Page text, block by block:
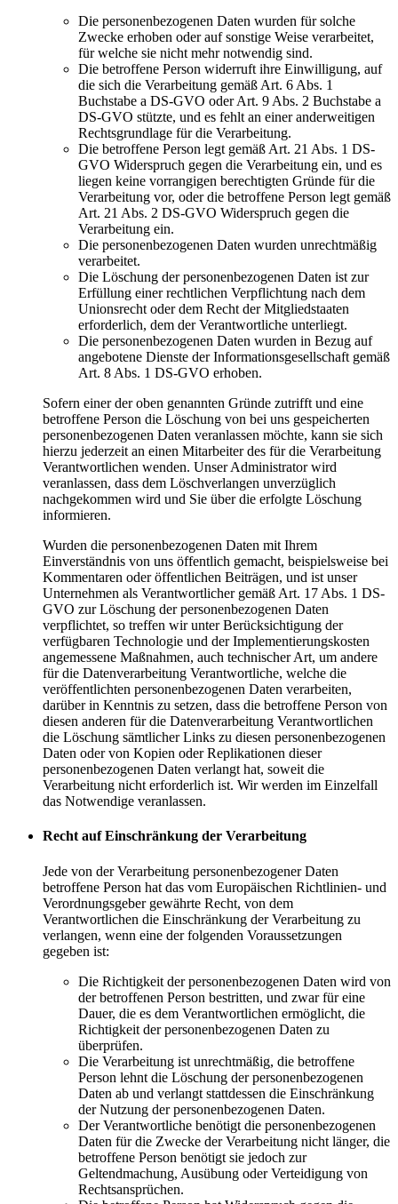
Die personenbezogenen Daten wurden für solche
Zwecke erhoben oder auf sonstige Weise verarbeitet,
für welche sie nicht mehr notwendig sind.
Die betroffene Person widerruft ihre Einwilligung, auf
die sich die Verarbeitung gemäß Art. 6 Abs. 1
Buchstabe a DS-GVO oder Art. 9 Abs. 2 Buchstabe a
DS-GVO stützte, und es fehlt an einer anderweitigen
Rechtsgrundlage für die Verarbeitung.
Die betroffene Person legt gemäß Art. 21 Abs. 1 DS-
GVO Widerspruch gegen die Verarbeitung ein, und es
liegen keine vorrangigen berechtigten Gründe für die
Verarbeitung vor, oder die betroffene Person legt gemäß
Art. 21 Abs. 2 DS-GVO Widerspruch gegen die
Verarbeitung ein.
Die personenbezogenen Daten wurden unrechtmäßig
verarbeitet.
Die Löschung der personenbezogenen Daten ist zur
Erfüllung einer rechtlichen Verpflichtung nach dem
Unionsrecht oder dem Recht der Mitgliedstaaten
erforderlich, dem der Verantwortliche unterliegt.
Die personenbezogenen Daten wurden in Bezug auf
angebotene Dienste der Informationsgesellschaft gemäß
Art. 8 Abs. 1 DS-GVO erhoben.
Sofern einer der oben genannten Gründe zutrifft und eine
betroffene Person die Löschung von bei uns gespeicherten
personenbezogenen Daten veranlassen möchte, kann sie sich
hierzu jederzeit an einen Mitarbeiter des für die Verarbeitung
Verantwortlichen wenden. Unser Administrator wird
veranlassen, dass dem Löschverlangen unverzüglich
nachgekommen wird und Sie über die erfolgte Löschung
informieren.
Wurden die personenbezogenen Daten mit Ihrem
Einverständnis von uns öffentlich gemacht, beispielsweise bei
Kommentaren oder öffentlichen Beiträgen, und ist unser
Unternehmen als Verantwortlicher gemäß Art. 17 Abs. 1 DS-
GVO zur Löschung der personenbezogenen Daten
verpflichtet, so treffen wir unter Berücksichtigung der
verfügbaren Technologie und der Implementierungskosten
angemessene Maßnahmen, auch technischer Art, um andere
für die Datenverarbeitung Verantwortliche, welche die
veröffentlichten personenbezogenen Daten verarbeiten,
darüber in Kenntnis zu setzen, dass die betroffene Person von
diesen anderen für die Datenverarbeitung Verantwortlichen
die Löschung sämtlicher Links zu diesen personenbezogenen
Daten oder von Kopien oder Replikationen dieser
personenbezogenen Daten verlangt hat, soweit die
Verarbeitung nicht erforderlich ist. Wir werden im Einzelfall
das Notwendige veranlassen.
Recht auf Einschränkung der Verarbeitung
Jede von der Verarbeitung personenbezogener Daten
betroffene Person hat das vom Europäischen Richtlinien- und
Verordnungsgeber gewährte Recht, von dem
Verantwortlichen die Einschränkung der Verarbeitung zu
verlangen, wenn eine der folgenden Voraussetzungen
gegeben ist:
Die Richtigkeit der personenbezogenen Daten wird von
der betroffenen Person bestritten, und zwar für eine
Dauer, die es dem Verantwortlichen ermöglicht, die
Richtigkeit der personenbezogenen Daten zu
überprüfen.
Die Verarbeitung ist unrechtmäßig, die betroffene
Person lehnt die Löschung der personenbezogenen
Daten ab und verlangt stattdessen die Einschränkung
der Nutzung der personenbezogenen Daten.
Der Verantwortliche benötigt die personenbezogenen
Daten für die Zwecke der Verarbeitung nicht länger, die
betroffene Person benötigt sie jedoch zur
Geltendmachung, Ausübung oder Verteidigung von
Rechtsansprüchen.